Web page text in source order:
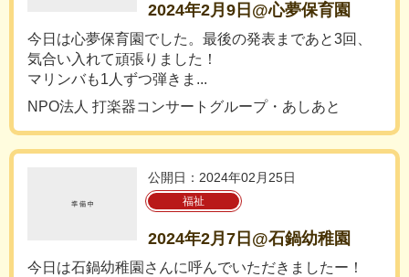
2024年2月9日@心夢保育園
今日は心夢保育園でした。最後の発表まであと3回、
気合い入れて頑張りました！
マリンバも1人ずつ弾きま...
NPO法人 打楽器コンサートグループ・あしあと
公開日：2024年02月25日
福祉
2024年2月7日@石鍋幼稚園
今日は石鍋幼稚園さんに呼んでいただきましたー！